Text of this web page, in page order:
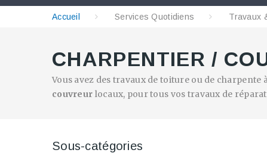
Accueil Services Quotidiens Travaux
CHARPENTIER /
Vous avez des travaux de toiture ou de
couvreur locaux, pour tous vos travaux de
Sous-catégories